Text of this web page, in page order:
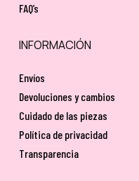
FAQ’s
INFORMACIÓN
Envíos
Devoluciones y cambios
Cuidado de las piezas
Política de privacidad
Transparencia